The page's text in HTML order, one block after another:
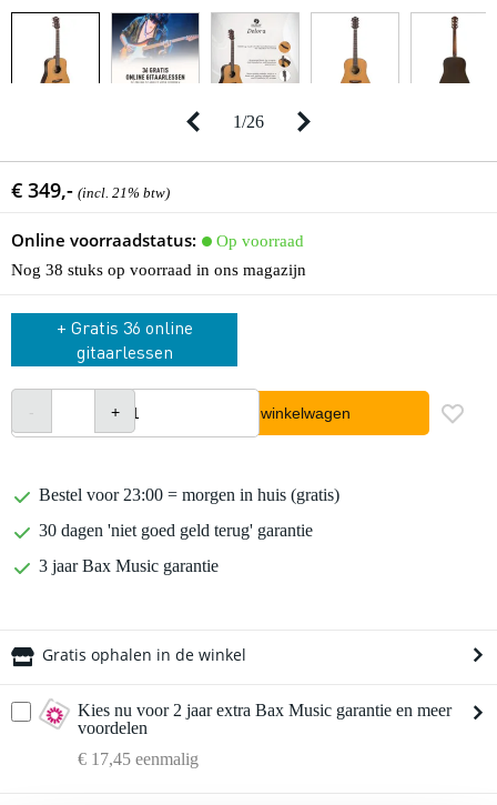
1/26
€ 349,- (incl. 21% btw)
Online voorraadstatus:
Op voorraad
Nog 38 stuks op voorraad in ons magazijn
+ Gratis 36 online
gitaarlessen
In winkelwagen
Bestel voor 23:00 = morgen in huis (gratis)
30 dagen 'niet goed geld terug' garantie
3 jaar Bax Music garantie
Gratis ophalen in de winkel
Kies nu voor 2 jaar extra Bax Music garantie en meer
voordelen
€ 17,45 eenmalig